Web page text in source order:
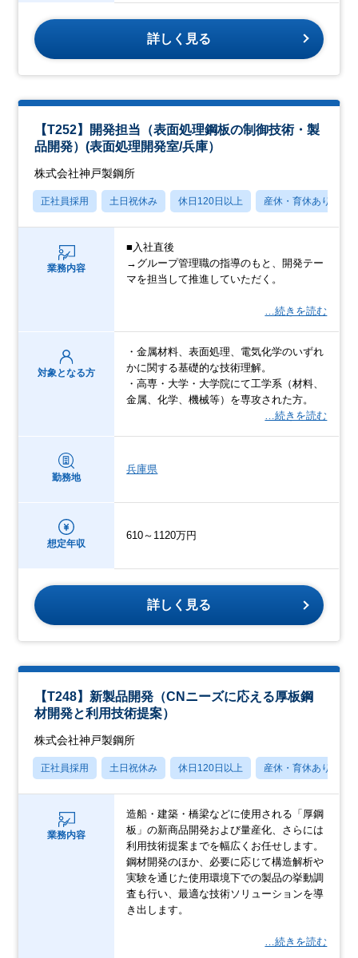
詳しく見る
【T252】開発担当（表面処理鋼板の制御技術・製
品開発）(表面処理開発室/兵庫）
株式会社神戸製鋼所
正社員採用 土日祝休み 休日120日以上 産休・育休あり
業務内容
■入社直後
→グループ管理職の指導のもと、開発テー
マを担当して推進していただく。
…続きを読む
対象となる方
・金属材料、表面処理、電気化学のいずれ
かに関する基礎的な技術理解。
・高専・大学・大学院にて工学系（材料、
金属、化学、機械等）を専攻された方。
…続きを読む
勤務地
兵庫県
想定年収
610～1120万円
詳しく見る
【T248】新製品開発（CNニーズに応える厚板鋼
材開発と利用技術提案）
株式会社神戸製鋼所
正社員採用 土日祝休み 休日120日以上 産休・育休あり
業務内容
造船・建築・橋梁などに使用される「厚鋼
板」の新商品開発および量産化、さらには
利用技術提案までを幅広くお任せします。
鋼材開発のほか、必要に応じて構造解析や
実験を通じた使用環境下での製品の挙動調
査も行い、最適な技術ソリューションを導
き出します。
…続きを読む